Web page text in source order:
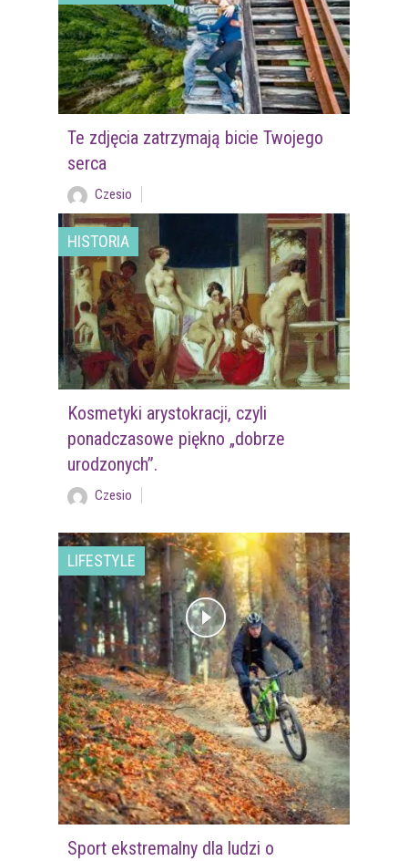
Te zdjęcia zatrzymają bicie Twojego
serca
Czesio
HISTORIA
Kosmetyki arystokracji, czyli
ponadczasowe piękno „dobrze
urodzonych”.
Czesio
LIFESTYLE
Sport ekstremalny dla ludzi o